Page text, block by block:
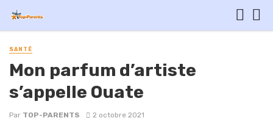
SANTÉ
Mon parfum d’artiste
s’appelle Ouate
Par TOP-PARENTS 2 octobre 2021